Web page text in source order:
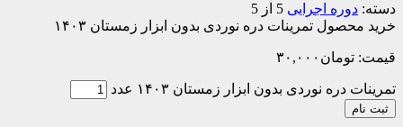
اجرایی 5 از 5
تمرینات دره نوردی بدون ابزار زمستان ۱۴۰۳
۳۰,۰۰۰
نوردی بدون ابزار زمستان ۱۴۰۳ عدد